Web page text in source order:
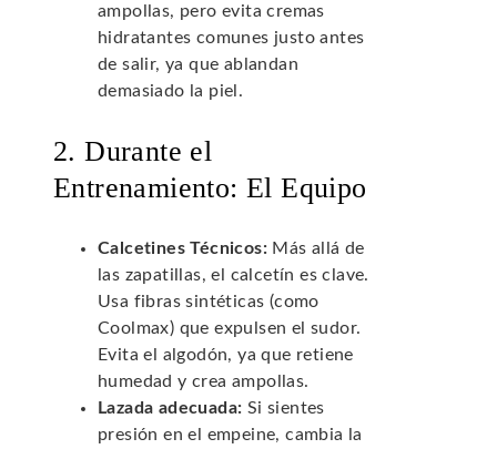
ampollas, pero evita cremas
hidratantes comunes justo antes
de salir, ya que ablandan
demasiado la piel.
2. Durante el
Entrenamiento: El Equipo
Calcetines Técnicos: Más allá de
las zapatillas, el calcetín es clave.
Usa fibras sintéticas (como
Coolmax) que expulsen el sudor.
Evita el algodón, ya que retiene
humedad y crea ampollas.
Lazada adecuada: Si sientes
presión en el empeine, cambia la